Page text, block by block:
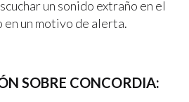
un sonido extraño en el
un motivo de alerta.
SOBRE CONCORDIA: